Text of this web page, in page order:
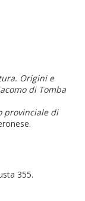
Origini e
di Tomba
provinciale di
355.